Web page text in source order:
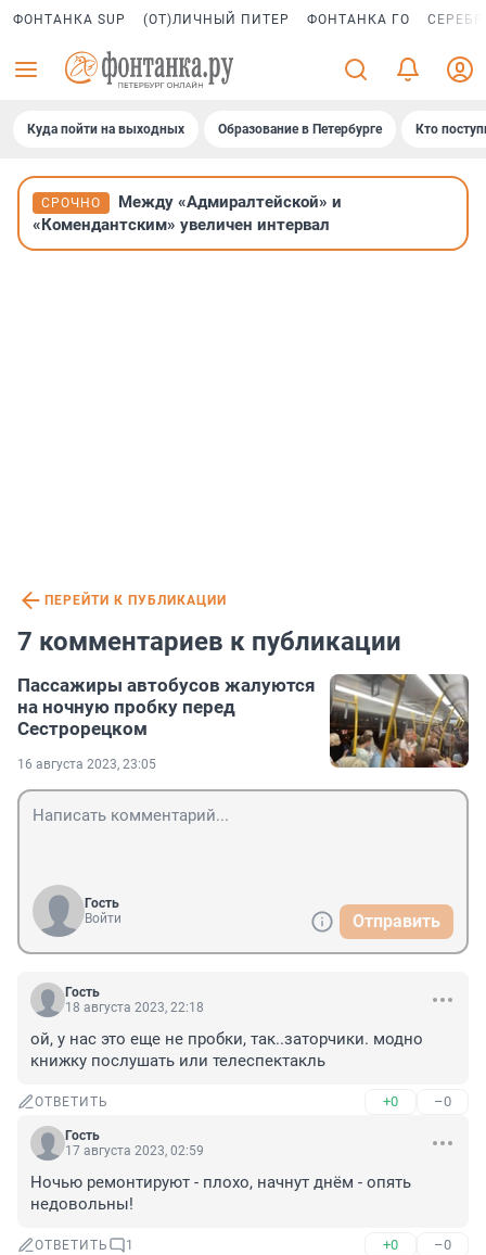
ФОНТАНКА SUP (ОТ)ЛИЧНЫЙ ПИТЕР ФОНТАНКА ГО
Куда пойти на выходных Образование в Петербурге Кто
СРОЧНО
Между «Адмиралтейской» и
«Комендантским» увеличен интервал
ПЕРЕЙТИ К ПУБЛИКАЦИИ
7 комментариев к публикации
Пассажиры автобусов жалуются
на ночную пробку перед
Сестрорецком
16 августа 2023, 23:05
Гость
Войти
Отправить
Гость
18 августа 2023, 22:18
ой, у нас это еще не пробки, так..заторчики. модно
книжку послушать или телеспектакль
ОТВЕТИТЬ +0 –0
Гость
17 августа 2023, 02:59
Ночью ремонтируют - плохо, начнут днём - опять
недовольны!
ОТВЕТИТЬ 1 +0 –0